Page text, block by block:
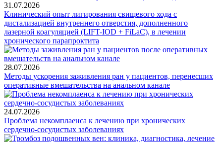
31.07.2026
Клинический опыт лигирования свищевого хода с
дистализацией внутреннего отверстия, дополненного
лазерной коагуляцией (LIFT-IOD + FiLaC), в лечении
хронического парапроктита
28.07.2026
Методы ускорения заживления ран у пациентов, перенесших
оперативные вмешательства на анальном канале
24.07.2026
Проблема некомплаенса к лечению при хронических
сердечно-сосудистых заболеваниях